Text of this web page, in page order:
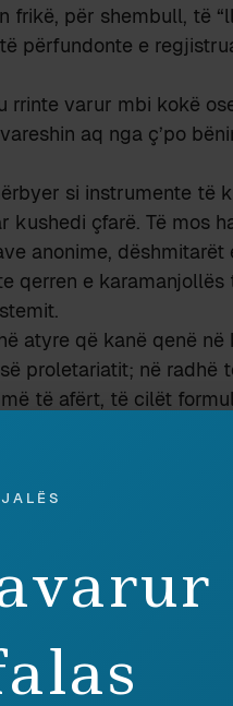
për shembull, të
përfundonte e
rrinte varur mbi kokë
aq nga ç’po
si instrumente të
kushedi çfarë. Të mos
anonime, dëshmitarët
qerren e karamanjollës
atyre që kanë qenë në
proletariatit; në radhë
të afërt, të cilët
ose
i mbrapshtësisë së
dhe është mirë të
edhe pasivisht. Por
kur i kanë kërcënuar se